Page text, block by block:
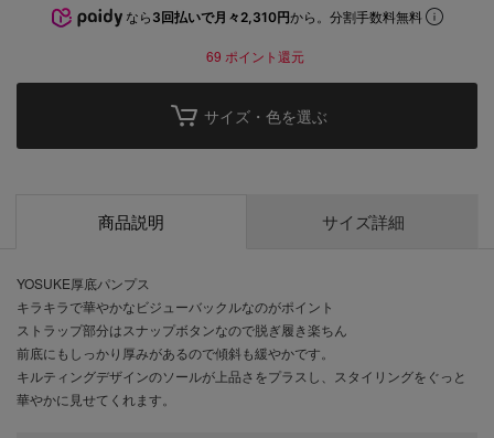
なら 3回払いで月々2,310円から。分割手数料無料
69 ポイント還元
サイズ・色を選ぶ
商品説明 サイズ詳細
YOSUKE厚底パンプス
キラキラで華やかなビジューバックルなのがポイント
ストラップ部分はスナップボタンなので脱ぎ履き楽ちん
前底にもしっかり厚みがあるので傾斜も緩やかです。
キルティングデザインのソールが上品さをプラスし、スタイリングをぐっと
華やかに見せてくれます。